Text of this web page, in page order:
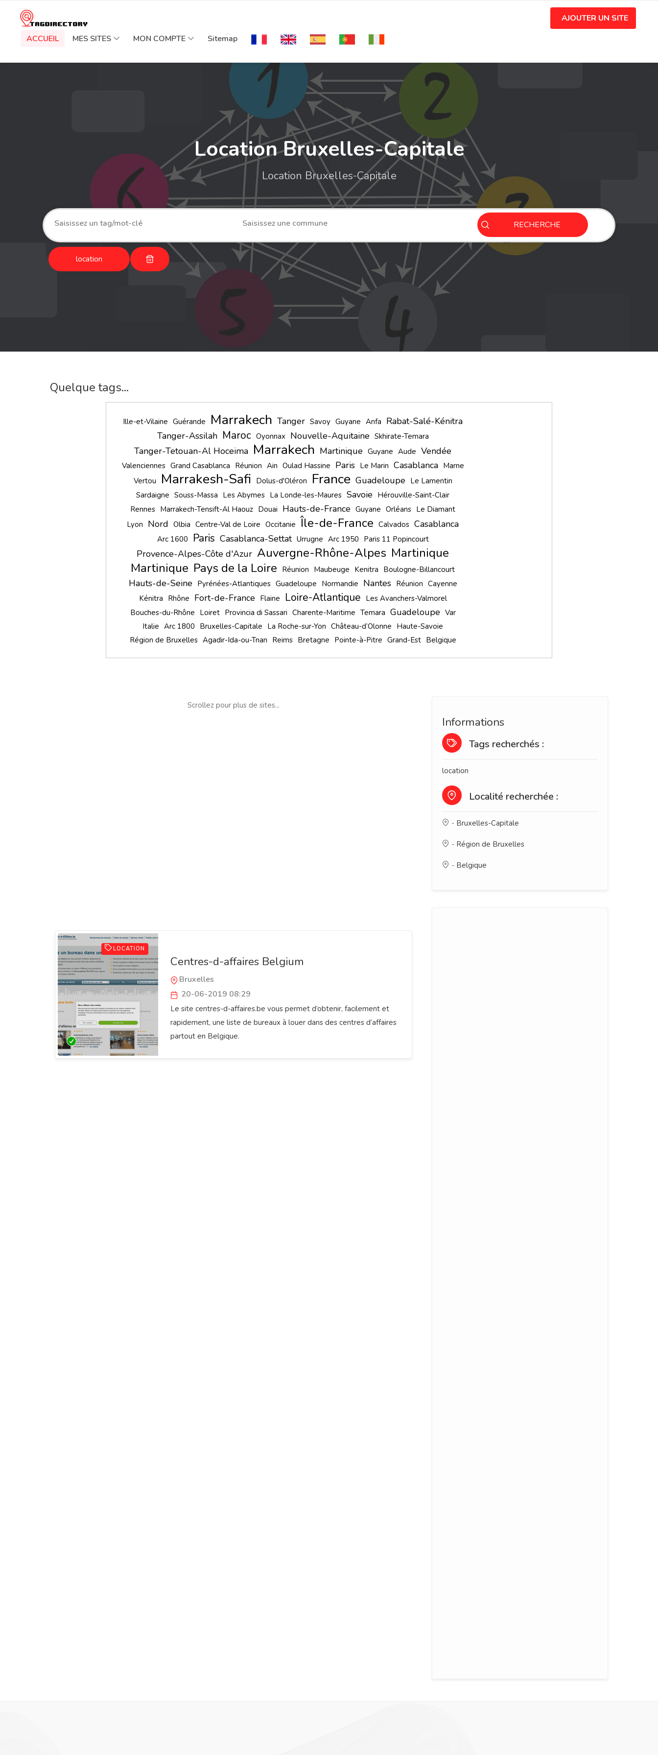
ACCUEIL MES SITES MON COMPTE Sitemap
AJOUTER UN SITE
Location Bruxelles-Capitale
Location Bruxelles-Capitale
RECHERCHE
location
Quelque tags...
Ille-et-Vilaine Guérande Marrakech Tanger Savoy Guyane Anfa Rabat-Salé-Kénitra
Tanger-Assilah Maroc Oyonnax Nouvelle-Aquitaine Skhirate-Temara
Tanger-Tetouan-Al Hoceima Marrakech Martinique Guyane Aude Vendée
Valenciennes Grand Casablanca Réunion Ain Oulad Hassine Paris Le Marin Casablanca Marne
Vertou
Marrakesh-Safi Dolus-d'Oléron France Guadeloupe Le Lamentin
Sardaigne Souss-Massa Les Abymes La Londe-les-Maures Savoie Hérouville-Saint-Clair
Rennes Marrakech-Tensift-Al Haouz Douai Hauts-de-France Guyane Orléans Le Diamant
Lyon Nord Olbia Centre-Val de Loire Occitanie Île-de-France Calvados Casablanca
Arc 1600 Paris Casablanca-Settat Urrugne Arc 1950 Paris 11 Popincourt
Provence-Alpes-Côte d'Azur Auvergne-Rhône-Alpes Martinique
Martinique Pays de la Loire Réunion Maubeuge Kenitra Boulogne-Billancourt
Hauts-de-Seine Pyrénées-Atlantiques Guadeloupe Normandie Nantes Réunion Cayenne
Kénitra Rhône Fort-de-France Flaine Loire-Atlantique Les Avanchers-Valmorel
Bouches-du-Rhône Loiret Provincia di Sassari Charente-Maritime Temara Guadeloupe Var
Italie Arc 1800 Bruxelles-Capitale La Roche-sur-Yon Château-d’Olonne Haute-Savoie
Région de Bruxelles Agadir-Ida-ou-Tnan Reims Bretagne Pointe-à-Pitre Grand-Est Belgique
Scrollez pour plus de sites...
LOCATION
Сentres-d-affaires Belgium
Bruxelles
20-06-2019 08:29
Le site centres-d-affaires.be vous permet d’obtenir, facilement et
rapidement, une liste de bureaux à louer dans des centres d’affaires
partout en Belgique.
Informations
Tags recherchés :
location
Localité recherchée :
- Bruxelles-Capitale
- Région de Bruxelles
- Belgique